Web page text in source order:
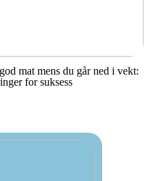
mat mens du går ned i vekt:
for suksess